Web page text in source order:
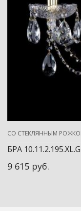
СО СТЕКЛЯННЫМ
БРА
9 615 руб.